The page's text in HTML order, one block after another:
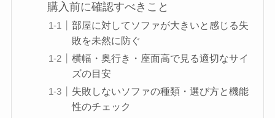
購入前に確認すべきこと
部屋に対してソファが大きいと感じる失
敗を未然に防ぐ
横幅・奥行き・座面高で見る適切なサイ
ズの目安
失敗しないソファの種類・選び方と機能
性のチェック